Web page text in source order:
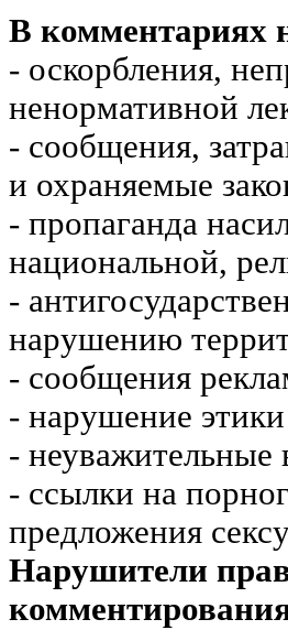
В комментариях
- оскорбления,
ненормативной
- сообщения,
и охраняемые
- пропаганда
национальной,
-
нарушению
- сообщения
- нарушение
- неуважительные
- ссылки на
предложения
Нарушители